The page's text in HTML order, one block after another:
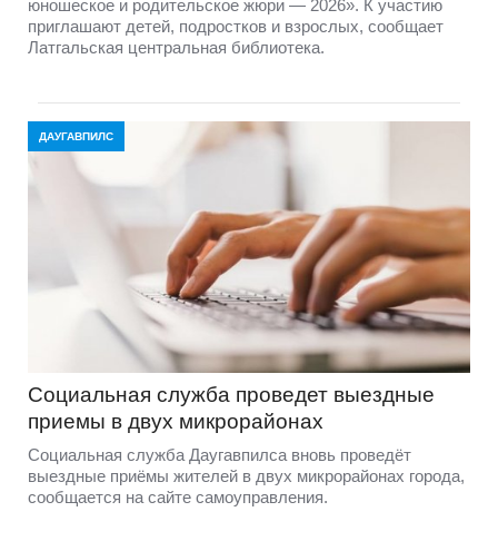
юношеское и родительское жюри — 2026». К участию
приглашают детей, подростков и взрослых, сообщает
Латгальская центральная библиотека.
ДАУГАВПИЛС
Социальная служба проведет выездные
приемы в двух микрорайонах
Социальная служба Даугавпилса вновь проведёт
выездные приёмы жителей в двух микрорайонах города,
сообщается на сайте самоуправления.